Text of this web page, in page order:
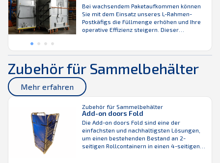
für eine effiziente Rückwärtslogistik und
eine lange Lebensdauer bei niedrigen
Gesamtbetriebskosten. Er ist ...
Bei wachsendem Paketaufkommen können
Sie mit dem Einsatz unseres L-Rahmen-
Postkäfigs die Füllmenge erhöhen und Ihre
operative Effizienz steigern. Dieser
innovatives Design, das sowohl eine solide
Handling bietet. Ein wesentlicher Vorteil: Er
kann entweder allein oder in einem Zug
eingesetzt werden.
Zubehör für Sammelbehälter
Mehr erfahren
Zubehör für Sammelbehälter
Add-on doors Fold
Die Add-on doors Fold sind eine der
einfachsten und nachhaltigsten Lösungen,
um einen bestehenden Bestand an 2-
seitigen Rollcontainern in einen 4-seitigen